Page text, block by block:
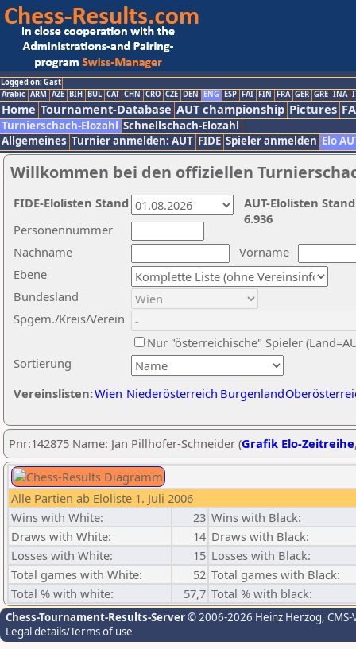
Logged on: Gast
Arabic ARM AZE BIH BUL CAT CHN CRO CZE DEN ENG ESP FAI FIN FRA GER GRE INA
Home Tournament-Database AUT championship Pictures
Turnierschach-Elozahl Schnellschach-Elozahl
Allgemeines Turnier anmelden: AUT FIDE Spieler anmelden Elo
Willkommen bei den offiziellen
Nachname
Vorname
Ebene
Sortierung
Personennummer
Bundesland
Spgem./Kreis/Verein
Nur "österreichische" Spieler
Vereinslisten:Wien Niederösterreich Burgenland
AUT-Elolisten
6.936
FIDE-Elolisten Stand
Pnr:142875 Name: Jan Pillhofer-Schneider (Grafik Elo-Zeitreihe
Alle Partien ab Eloliste 1. Juli 2006
Wins with White:
23 Wins with Black:
Draws with White:
14 Draws with Black:
Losses with White:
15 Losses with Black:
Total games with White:
52 Total games with Black:
Total % with white:
57,7 Total % with black:
Chess-Tournament-Results-Server© 2006-2026 Heinz Herzog,
Legal details/Terms of use